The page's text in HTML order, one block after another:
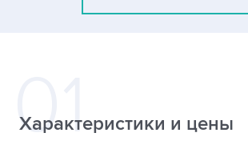
Характеристики и цены